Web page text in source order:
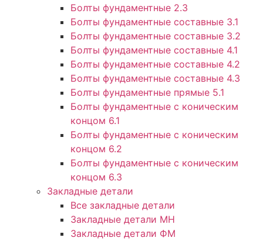
Болты фундаментные 2.3
Болты фундаментные составные 3.1
Болты фундаментные составные 3.2
Болты фундаментные составные 4.1
Болты фундаментные составные 4.2
Болты фундаментные составные 4.3
Болты фундаментные прямые 5.1
Болты фундаментные с коническим
концом 6.1
Болты фундаментные с коническим
концом 6.2
Болты фундаментные с коническим
концом 6.3
Закладные детали
Все закладные детали
Закладные детали МН
Закладные детали ФМ